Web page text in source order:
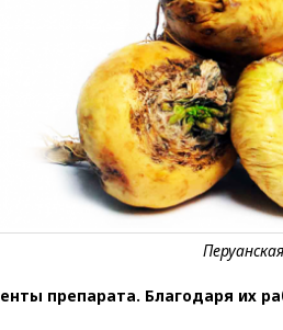
препарата. Благодаря их